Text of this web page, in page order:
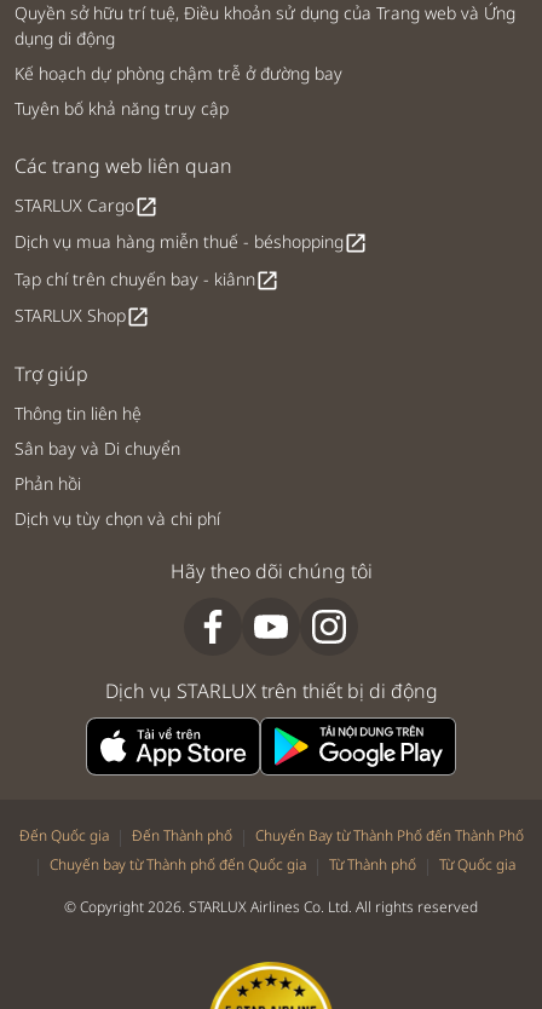
Quyền sở hữu trí tuệ, Điều khoản sử dụng của Trang web và Ứng
dụng di động
Kế hoạch dự phòng chậm trễ ở đường bay
Tuyên bố khả năng truy cập
Các trang web liên quan
STARLUX Cargoopen_in_new
Dịch vụ mua hàng miễn thuế - béshoppingopen_in_new
Tạp chí trên chuyến bay - kiânnopen_in_new
STARLUX Shopopen_in_new
Trợ giúp
Thông tin liên hệ
Sân bay và Di chuyển
Phản hồi
Dịch vụ tùy chọn và chi phí
Hãy theo dõi chúng tôi
Dịch vụ STARLUX trên thiết bị di động
Đến Quốc gia | Đến Thành phố | Chuyến Bay từ Thành Phố đến Thành Phố
| Chuyến bay từ Thành phố đến Quốc gia | Từ Thành phố | Từ Quốc gia
© Copyright 2026. STARLUX Airlines Co. Ltd. All rights reserved